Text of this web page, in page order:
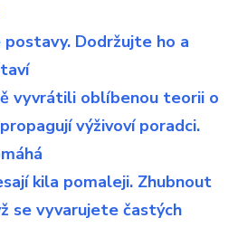
Dodržujte ho a
vyvrátili oblíbenou teorii o
výživoví poradci.
kila pomaleji. Zhubnout
se vyvarujete častých